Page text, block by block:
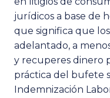
jurídicos a base de
que significa que
adelantado, a
y recuperes dinero
práctica del bufete
Indemnización